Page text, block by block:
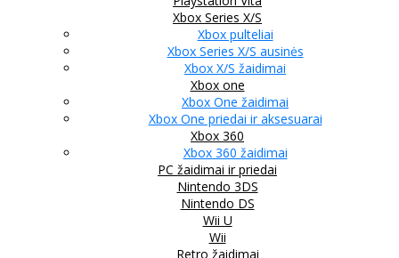
Xbox Series X/S
Xbox pulteliai
Xbox Series X/S ausinės
Xbox X/S žaidimai
Xbox one
Xbox One žaidimai
Xbox One priedai ir aksesuarai
Xbox 360
Xbox 360 žaidimai
PC žaidimai ir priedai
Nintendo 3DS
Nintendo DS
Wii U
Wii
Retro žaidimai